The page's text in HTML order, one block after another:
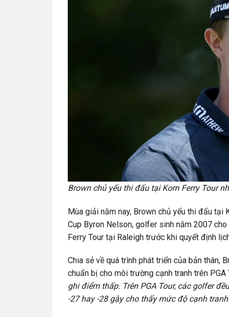
Brown chủ yếu thi đấu tại Korn Ferry Tour
Mùa giải năm nay, Brown chủ yếu thi đấu tại
Cup Byron Nelson, golfer sinh năm 2007
Ferry Tour tại Raleigh trước khi quyết định
Chia sẻ về quá trình phát triển của bản thân,
chuẩn bị cho môi trường cạnh tranh trên PGA
ghi điểm thấp. Trên PGA Tour, các golfer
-27 hay -28 gậy cho thấy mức độ cạnh